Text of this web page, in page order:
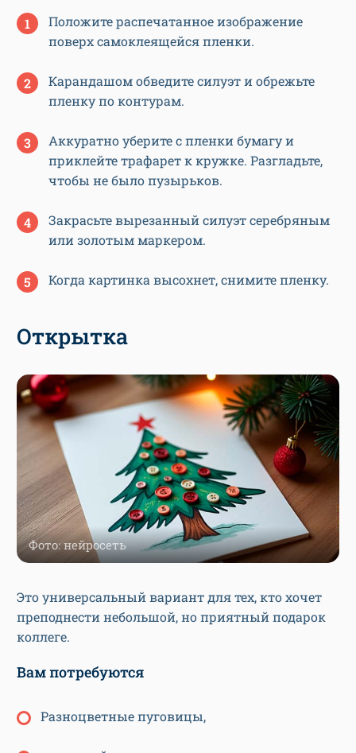
Положите распечатанное изображение
поверх самоклеящейся пленки.
Карандашом обведите силуэт и обрежьте
пленку по контурам.
Аккуратно уберите с пленки бумагу и
приклейте трафарет к кружке. Разгладьте,
чтобы не было пузырьков.
Закрасьте вырезанный силуэт серебряным
или золотым маркером.
Когда картинка высохнет, снимите пленку.
Открытка
Фото: нейросеть
Это универсальный вариант для тех, кто хочет
преподнести небольшой, но приятный подарок
коллеге.
Вам потребуются
Разноцветные пуговицы,